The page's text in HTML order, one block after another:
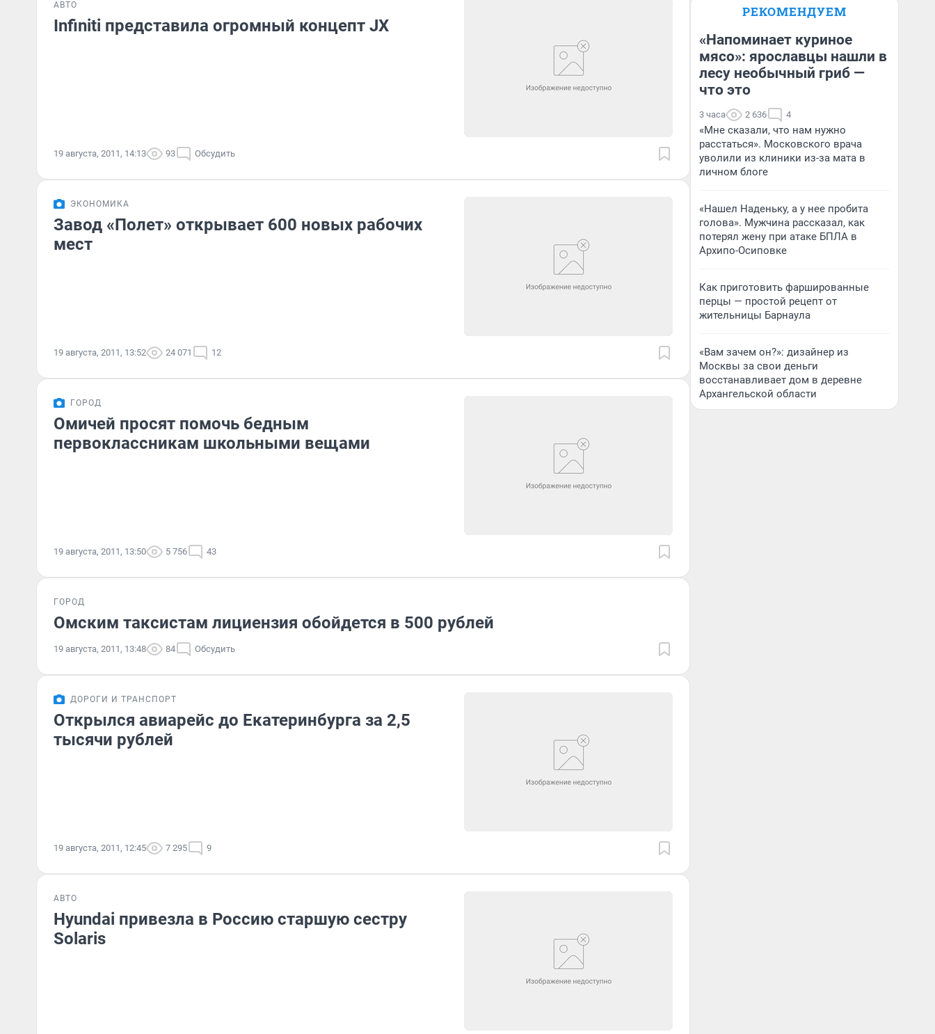
АВТО
Infiniti представила огромный концепт JX
19 августа, 2011, 14:13 93 Обсудить
ЭКОНОМИКА
Завод «Полет» открывает 600 новых рабочих
мест
19 августа, 2011, 13:52 24 071 12
ГОРОД
Омичей просят помочь бедным
первоклассникам школьными вещами
19 августа, 2011, 13:50 5 756 43
ГОРОД
Омским таксистам лициензия обойдется в 500 рублей
19 августа, 2011, 13:48 84 Обсудить
ДОРОГИ И ТРАНСПОРТ
Открылся авиарейс до Екатеринбурга за 2,5
тысячи рублей
19 августа, 2011, 12:45 7 295 9
АВТО
Hyundai привезла в Россию старшую сестру
Solaris
РЕКОМЕНДУЕМ
«Напоминает куриное
мясо»: ярославцы нашли в
лесу необычный гриб —
что это
3 часа 2 636 4
«Мне сказали, что нам нужно
расстаться». Московского врача
уволили из клиники из-за мата в
личном блоге
«Нашел Наденьку, а у нее пробита
голова». Мужчина рассказал, как
потерял жену при атаке БПЛА в
Архипо-Осиповке
Как приготовить фаршированные
перцы — простой рецепт от
жительницы Барнаула
«Вам зачем он?»: дизайнер из
Москвы за свои деньги
восстанавливает дом в деревне
Архангельской области